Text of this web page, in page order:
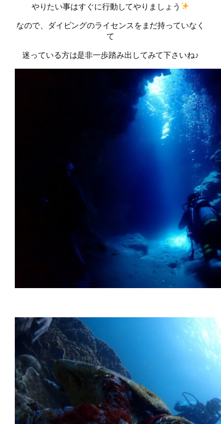
やりたい事はすぐに行動してやりましょう
なので、ダイビングのライセンスをまだ持っていなく
て
迷っている方は是非一歩踏み出してみて下さいね♪